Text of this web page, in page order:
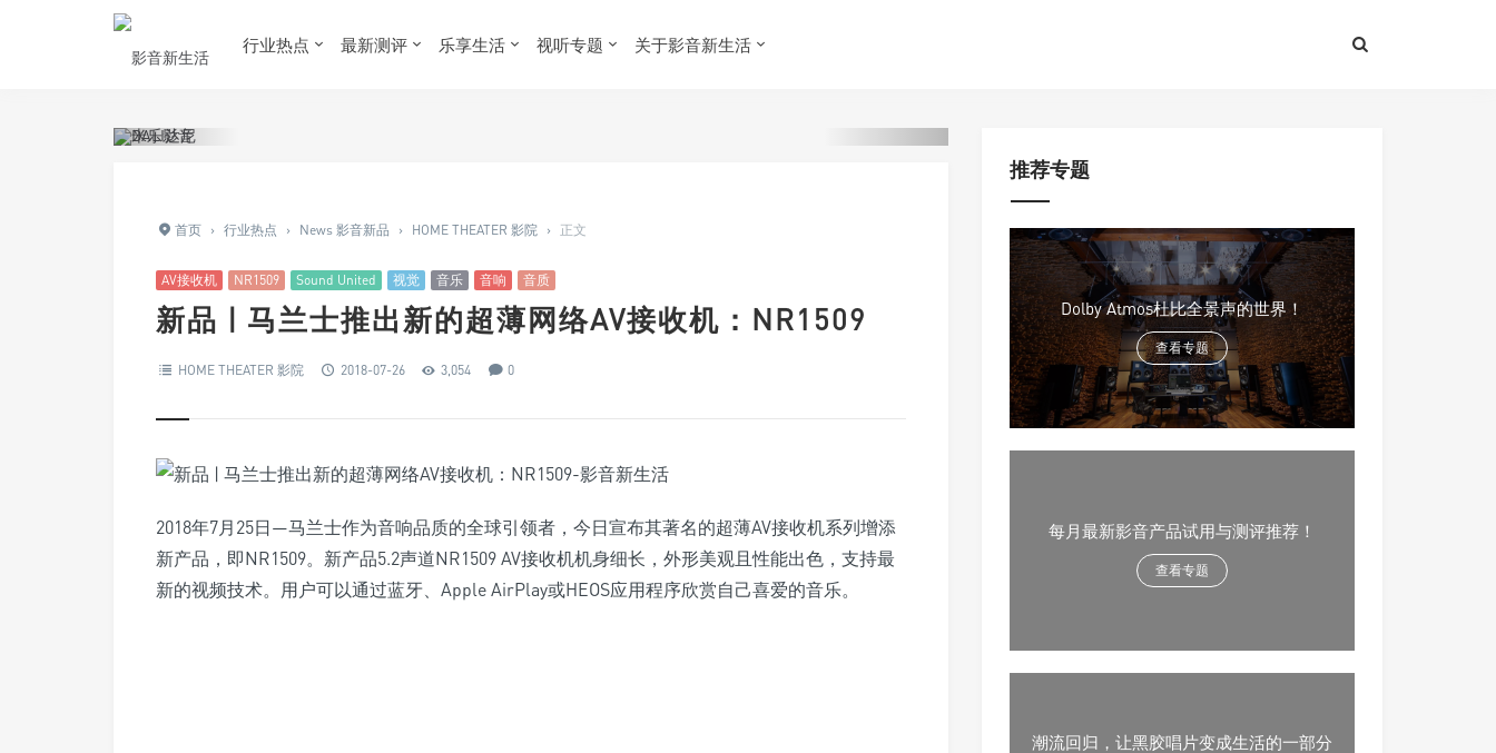
行业热点 最新测评 乐享生活 视听专题 关于影音新生活
首页 › 行业热点 › News 影音新品 › HOME THEATER 影院 › 正文
AV接收机 NR1509 Sound United 视觉 音乐 音响 音质
新品 | 马兰士推出新的超薄网络AV接收机：NR1509
HOME THEATER 影院 2018-07-26 3,054 0
2018年7月25日—马兰士作为音响品质的全球引领者，今日宣布其著名的超薄AV接收机系列增添
新产品，即NR1509。新产品5.2声道NR1509 AV接收机机身细长，外形美观且性能出色，支持最
新的视频技术。用户可以通过蓝牙、Apple AirPlay或HEOS应用程序欣赏自己喜爱的音乐。
推荐专题
Dolby Atmos杜比全景声的世界！
查看专题
每月最新影音产品试用与测评推荐！
查看专题
潮流回归，让黑胶唱片变成生活的一部分